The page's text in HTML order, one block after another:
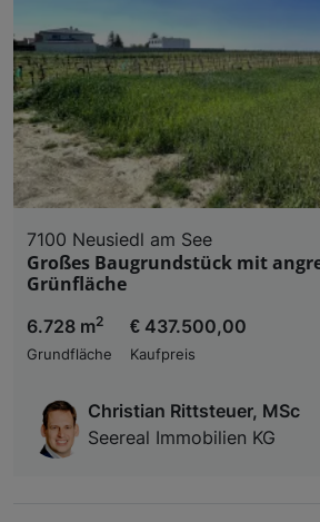
7100 Neusiedl am See
Großes Baugrundstück mit
Grünfläche
6.728 m2
Grundfläche
€ 437.500,00
Kaufpreis
Christian Rittsteuer, MSc
Seereal Immobilien KG